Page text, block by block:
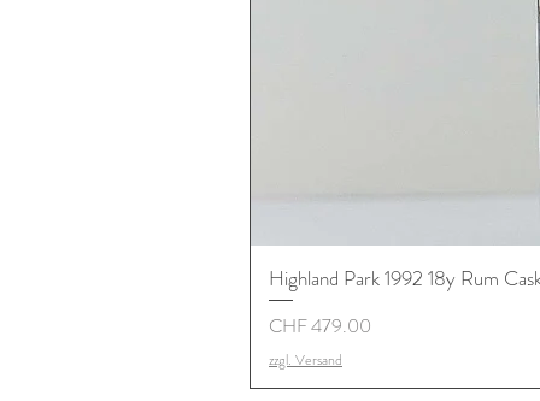
Highland Park 1992 18y Rum
Preis
CHF 479.00
zzgl. Versand